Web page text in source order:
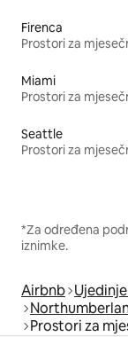
Firenca
Prostori za
Miami
Prostori za
Seattle
Prostori za
*Za određena
iznimke.
Airbnb
Prostori za